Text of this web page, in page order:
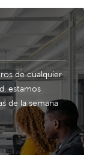
de cualquier
estamos
de la semana